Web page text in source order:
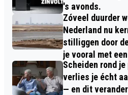
's avonds.
Zóveel duurder
Nederland nu
stilliggen door
je vooral met
Scheiden rond
verlies je écht
— en dit